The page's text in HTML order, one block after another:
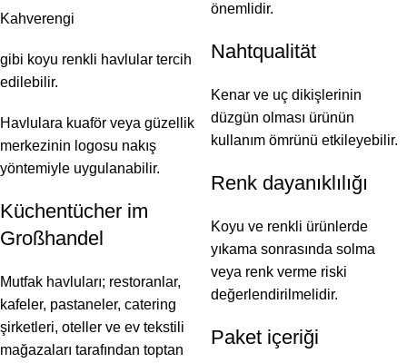
Kahverengi
gibi koyu renkli havlular tercih
edilebilir.
Havlulara kuaför veya güzellik
merkezinin logosu nakış
yöntemiyle uygulanabilir.
Küchentücher im
Großhandel
Mutfak havluları; restoranlar,
kafeler, pastaneler, catering
şirketleri, oteller ve ev tekstili
mağazaları tarafından toptan
önemlidir.
Nahtqualität
Kenar ve uç dikişlerinin
düzgün olması ürünün
kullanım ömrünü etkileyebilir.
Renk dayanıklılığı
Koyu ve renkli ürünlerde
yıkama sonrasında solma
veya renk verme riski
değerlendirilmelidir.
Paket içeriği